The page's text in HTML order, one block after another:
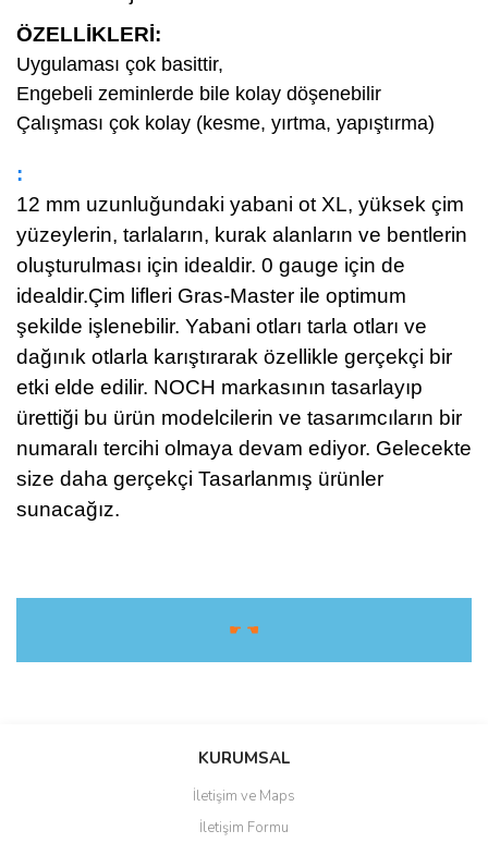
ÖZELLİKLERİ:
Uygulaması çok basittir,
Engebeli zeminlerde bile kolay döşenebilir
Çalışması çok kolay (kesme, yırtma, yapıştırma)
:
12 mm uzunluğundaki yabani ot XL, yüksek çim
yüzeylerin, tarlaların, kurak alanların ve bentlerin
oluşturulması için idealdir. 0 gauge için de
idealdir.Çim lifleri Gras-Master ile optimum
şekilde işlenebilir. Yabani otları tarla otları ve
dağınık otlarla karıştırarak özellikle gerçekçi bir
etki elde edilir. NOCH markasının tasarlayıp
ürettiği bu ürün modelcilerin ve tasarımcıların bir
numaralı tercihi olmaya devam ediyor. Gelecekte
size daha gerçekçi Tasarlanmış ürünler
sunacağız.
☛ ☚
Yorum Yaz
KURUMSAL
İletişim ve Maps
İletişim Formu